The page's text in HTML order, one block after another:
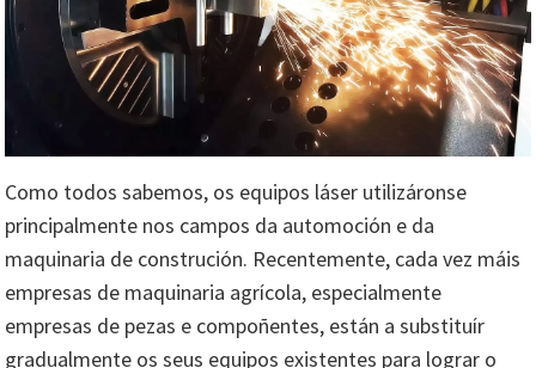
Como todos sabemos, os equipos láser utilizáronse
principalmente nos campos da automoción e da
maquinaria de construción. Recentemente, cada vez máis
empresas de maquinaria agrícola, especialmente
empresas de pezas e compoñentes, están a substituír
gradualmente os seus equipos existentes para lograr o